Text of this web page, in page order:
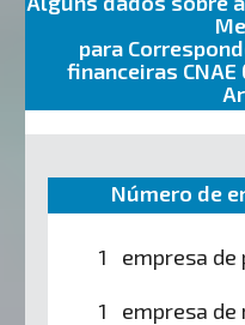
para
financeiras
Número de
1 empresa de
1 empresa de